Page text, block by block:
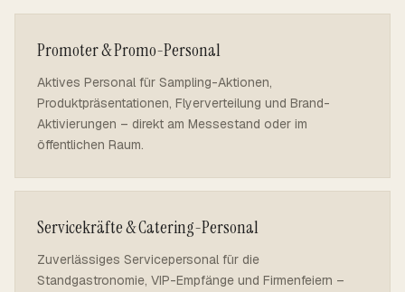
Promoter & Promo-Personal
Aktives Personal für Sampling-Aktionen,
Produktpräsentationen, Flyerverteilung und Brand-
Aktivierungen – direkt am Messestand oder im
öffentlichen Raum.
Servicekräfte & Catering-Personal
Zuverlässiges Servicepersonal für die
Standgastronomie, VIP-Empfänge und Firmenfeiern –